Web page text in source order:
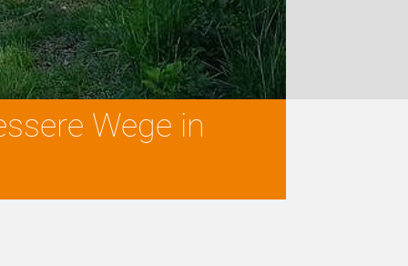
Wege in